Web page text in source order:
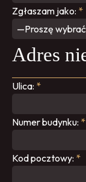
Zgłaszam jako: *
—Proszę
Adres
Ulica: *
Numer budynku: *
Kod pocztowy: *